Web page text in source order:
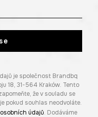
je společnost Brandbq
18, 31-564 Kraków. Tento
že v souladu se
pokud souhlas neodvoláte.
údajů. Dodáváme